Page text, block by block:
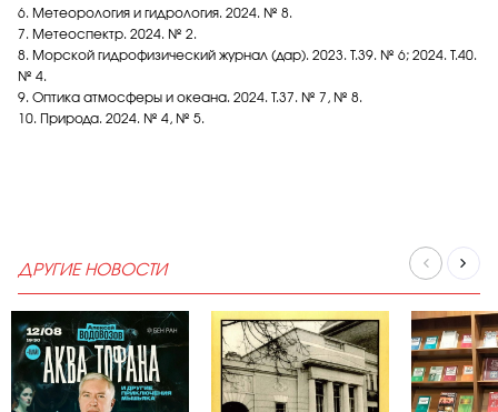
6. Метеорология и гидрология. 2024. № 8.
7. Метеоспектр. 2024. № 2.
8. Морской гидрофизический журнал (дар). 2023. Т.39. № 6; 2024. Т.40.
№ 4.
9. Оптика атмосферы и океана. 2024. Т.37. № 7, № 8.
10. Природа. 2024. № 4, № 5.
ДРУГИЕ НОВОСТИ